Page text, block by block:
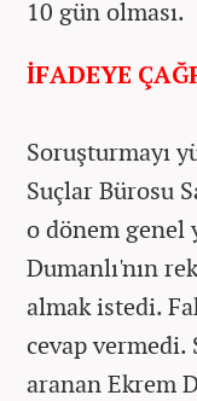
10 gün olması.
İFADEYE
Soruşturmayı
Suçlar Bürosu
o dönem genel
Dumanlı'nın
almak istedi.
cevap vermedi.
aranan Ekrem